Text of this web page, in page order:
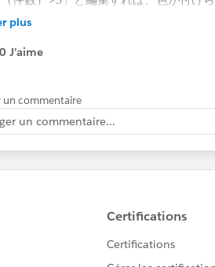
plus
0 J’aime
un commentaire
un commentaire...